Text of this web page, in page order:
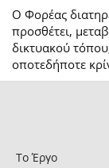
Ο Φορέας
προσθέτει,
δικτυακού
οποτεδήποτε
Το Έργο